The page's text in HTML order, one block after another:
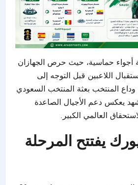
أجواء حماسية، حيث حرص الجهازان
اللاعبين قبل التوجه إلى
المنتخب بعثة المنتخب السعودي
مشهد يعكس دعم الأجيال الصاعدة
العالمي الكبير.
يفتتح المرحلة